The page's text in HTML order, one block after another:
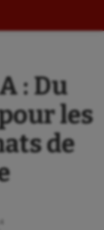
: Du
les
de